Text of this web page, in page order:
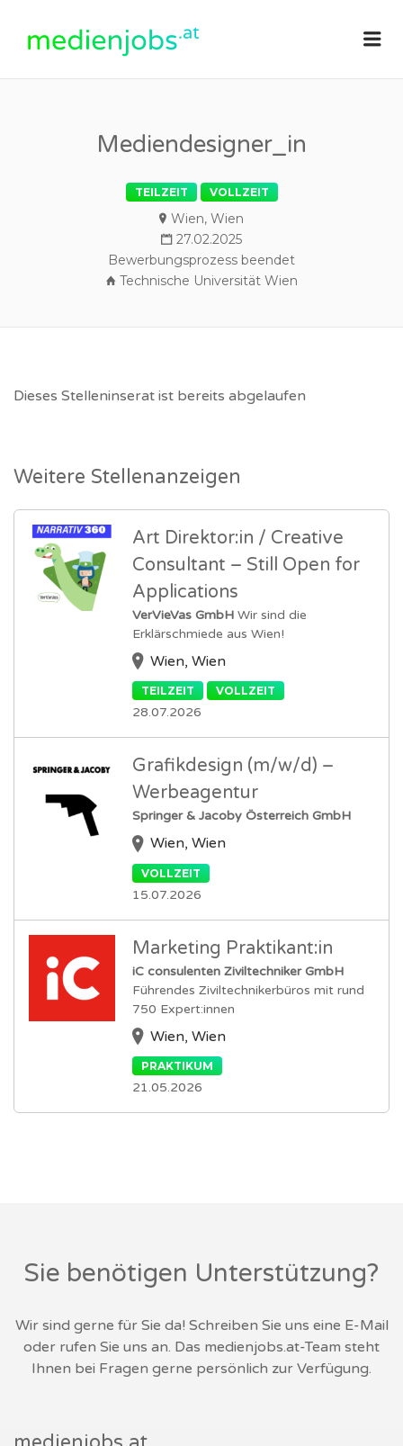
Mediendesigner_in
TEILZEIT VOLLZEIT
Wien, Wien
27.02.2025
Bewerbungsprozess beendet
Technische Universität Wien
Dieses Stelleninserat ist bereits abgelaufen
Weitere Stellenanzeigen
Art Direktor:in / Creative
Consultant – Still Open for
Applications
VerVieVas GmbH Wir sind die
Erklärschmiede aus Wien!
Wien, Wien
TEILZEIT VOLLZEIT
28.07.2026
Grafikdesign (m/w/d) –
Werbeagentur
Springer & Jacoby Österreich GmbH
Wien, Wien
VOLLZEIT
15.07.2026
Marketing Praktikant:in
iC consulenten Ziviltechniker GmbH
Führendes Ziviltechnikerbüros mit rund
750 Expert:innen
Wien, Wien
PRAKTIKUM
21.05.2026
Sie benötigen Unterstützung?
Wir sind gerne für Sie da! Schreiben Sie uns eine E-Mail
oder rufen Sie uns an. Das medienjobs.at-Team steht
Ihnen bei Fragen gerne persönlich zur Verfügung.